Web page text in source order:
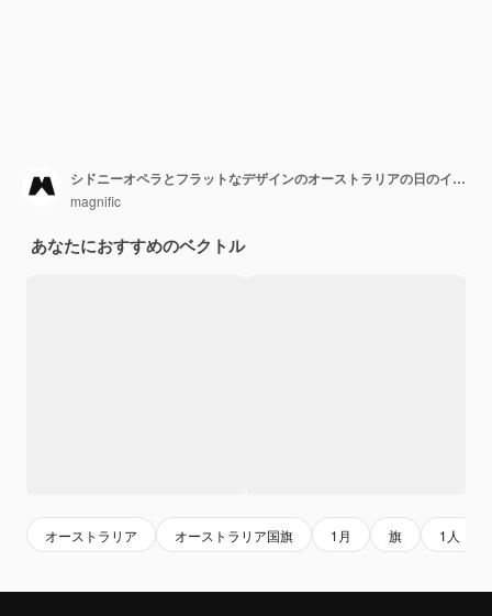
シドニーオペラとフラットなデザインのオーストラリアの日のイラスト
magnific
あなたにおすすめのベクトル
オーストラリア オーストラリア国旗 1月 旗 1人